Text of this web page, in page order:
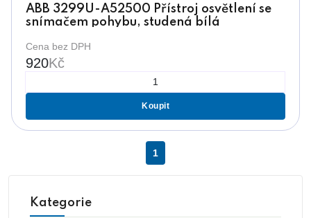
ABB 3299U-A52500 Přístroj osvětlení se
snímačem pohybu, studená bílá
Cena bez DPH
920Kč
Koupit
1
Kategorie